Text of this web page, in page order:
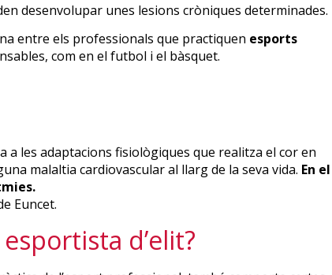
desenvolupar unes lesions cròniques determinades.
entre els professionals que practiquen esports
com en el futbol i el bàsquet.
a les adaptacions fisiològiques que realitza el cor en
malaltia cardiovascular al llarg de la seva vida. En el
d’elit?